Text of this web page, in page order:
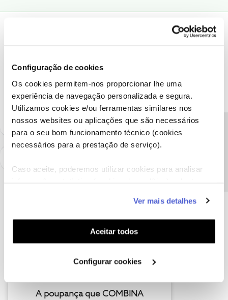
Configuração de cookies
Os cookies permitem-nos proporcionar lhe uma
experiência de navegação personalizada e segura.
Utilizamos cookies e/ou ferramentas similares nos
nossos websites ou aplicações que são necessários
para o seu bom funcionamento técnico (cookies
necessários para a prestação de serviço).
Caso aceite, poderemos utilizar cookies para analisar
funcionalidades (cookies de personalização e
funcionalidade) e adaptar anúncios aos seus interesses
(cookies de publicidade personalizada). Pode gerir a
utilização dos cookies clicando em "Configurar
Ver mais detalhes
Aceitar todos
Configurar cookies
Forum|Forum|9 years ago
partilhado a solução com a comunidade. 😉
Ajude a comunidade a encontrar informação relevante. Marque
A poupança que COMBINA